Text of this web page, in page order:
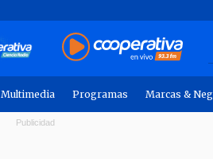
Multimedia Programas Marcas &